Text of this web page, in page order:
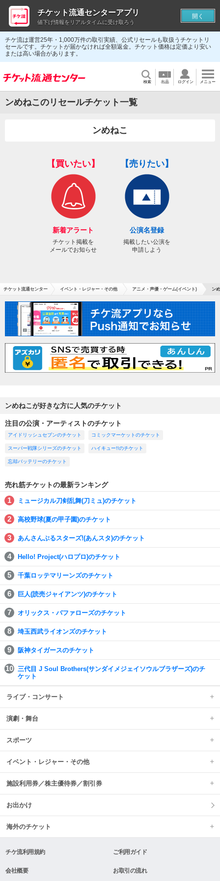
チケ流は運営25年・1,000万件の取引実績、公式リセールも取扱うチケットリ
セールです。チケットが届かなければ全額返金。チケット価格は定価より安い
または高い場合があります。
検索 出品 ログイン メニュー
ンめねこのリセールチケット一覧
ンめねこ
【買いたい】
新着アラート
チケット掲載を
メールでお知らせ
【売りたい】
公演名登録
掲載したい公演を
申請しよう
チケット流通センター イベント・レジャー・その他 アニメ・声優・ゲーム(イベント) ン
ンめねこが好きな方に人気のチケット
注目の公演・アーティストのチケット
アイドリッシュセブンのチケット コミックマーケットのチケット
スーパー戦隊シリーズのチケット ハイキュー!!のチケット
忘却バッテリーのチケット
売れ筋チケットの最新ランキング
ミュージカル刀剣乱舞(刀ミュ)のチケット
高校野球(夏の甲子園)のチケット
あんさんぶるスターズ!(あんスタ)のチケット
Hello! Project(ハロプロ)のチケット
千葉ロッテマリーンズのチケット
巨人(読売ジャイアンツ)のチケット
オリックス・バファローズのチケット
埼玉西武ライオンズのチケット
阪神タイガースのチケット
三代目 J Soul Brothers(サンダイメジェイソウルブラザーズ)のチ
ケット
ライブ・コンサート
演劇・舞台
スポーツ
イベント・レジャー・その他
施設利用券／株主優待券／割引券
お出かけ
海外のチケット
チケ流利用規約 ご利用ガイド
会社概要 お取引の流れ
チケット流通センターアプリ
値下げ情報をリアルタイムに受け取ろう
開く